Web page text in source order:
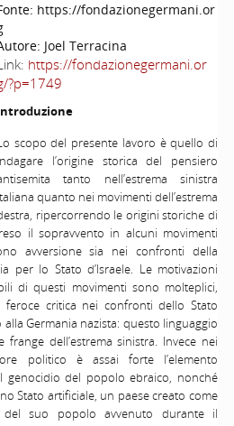
https://fondazionegermani.or
Joel Terracina
https://fondazionegermani.or
?p=1749
scopo del presente lavoro è quello di
l’origine storica del pensiero
tanto nell’estrema sinistra
quanto nei movimenti dell’estrema
ripercorrendo le origini storiche di
il sopravvento in alcuni movimenti
avversione sia nei confronti della
per lo Stato d’Israele. Le motivazioni
di questi movimenti sono molteplici,
critica nei confronti dello Stato
Germania nazista: questo linguaggio
dell’estrema sinistra. Invece nei
politico è assai forte l’elemento
genocidio del popolo ebraico, nonché
Stato artificiale, un paese creato come
del suo popolo avvenuto durante il